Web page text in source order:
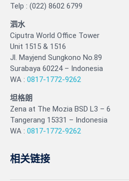
Telp : (022) 8602 6799
泗水
Ciputra World Office Tower
Unit 1515 & 1516
Jl. Mayjend Sungkono No.89
Surabaya 60224 – Indonesia
WA : 0817-1772-9262
坦格朗
Zena at The Mozia BSD L3 – 6
Tangerang 15331 – Indonesia
WA : 0817-1772-9262
相关链接